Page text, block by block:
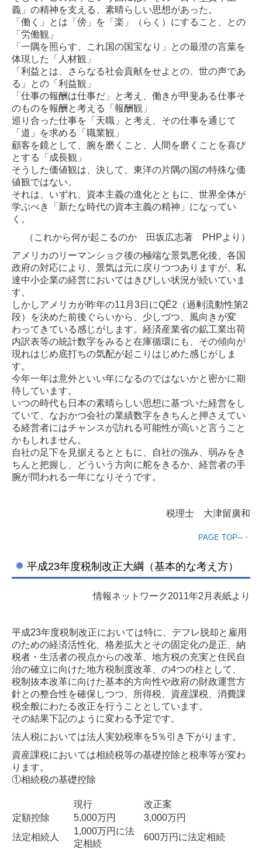
義」の精神を支える、素晴らしい思想があった。
「働く」とは「傍」を「楽」（らく）にすること、との
「労働観」
「一隅を照らす、これ国の国宝なり」との最澄の言葉を
体現した「人材観」
「利益とは、さらなる社会貢献をせよとの、世の声であ
る」との「利益観」
「仕事の報酬は仕事だ」と考え、働きが甲斐ある仕事そ
のものを報酬と考える「報酬観」
巡り合った仕事を「天職」と考え、その仕事を通じて
「道」を求める「職業観」
顧客を鏡として、腕を磨くこと、人間を磨くことを喜び
とする「成長観」
そうした価値観は、決して、東洋の片隅の国の特殊な価
値観ではない。
それは、いずれ、資本主義の進化とともに、世界全体が
学ぶべき「新たな時代の資本主義の精神」になってい
く。
（これから何が起こるのか 田坂広志著 PHPより）
アメリカのリーマンショク後の極端な景気悪化後、各国
政府の対応により、景気は元に戻りつつありますが、私
達中小企業の経営においてはきびしい状況が続いていま
す。
しかしアメリカが昨年の11月3日にQĒ2（過剰流動性第2
段）を決めた前後ぐらいから、少しづつ、風向きが変
わってきている感じがします。経済産業省の鉱工業出荷
内訳表等の統計数字をみると在庫循環にも、その傾向が
現れはじめ底打ちの気配が起こりはじめた感じがしま
す。
今年一年は意外といい年になるのではないかと密かに期
待しています。
いつの時代も日本の素晴らしい思想に基づいた経営をし
ていて、なおかつ会社の業績数字をきちんと押さえてい
る経営者にはチャンスが訪れる可能性が高いと言うこと
かもしれません。
自社の足下を見据えるとともに、自社の強み、弱みをき
ちんと把握し、どういう方向に舵をきるか、経営者の手
腕が問われる一年になりそうです。
税理士 大津留廣和
PAGE TOP─・
平成23年度税制改正大綱（基本的な考え方）
情報ネットワーク2011年2月表紙より
平成23年度税制改正においては特に、デフレ脱却と雇用
のための経済活性化、格差拡大とその固定化の是正、納
税者・生活者の視点からの改革、地方税の充実と住民自
治の確立に向けた地方税制度改革、の4つの柱として、
税制抜本改革に向けた基本的方向性や政府の財政運営方
針との整合性を確保しつつ、所得税、資産課税、消費課
税全般にわたる改正を行うこととしています。
その結果下記のように変わる予定です。
法人税においては法人実効税率を5％引き下がります。
資産課税においては相続税等の基礎控除と税率等が変わ
ります。
①相続税の基礎控除
現行
改正案
定額控除
5,000万円
3,000万円
法定相続人
1,000万円に法
定相続
600万円に法定相続